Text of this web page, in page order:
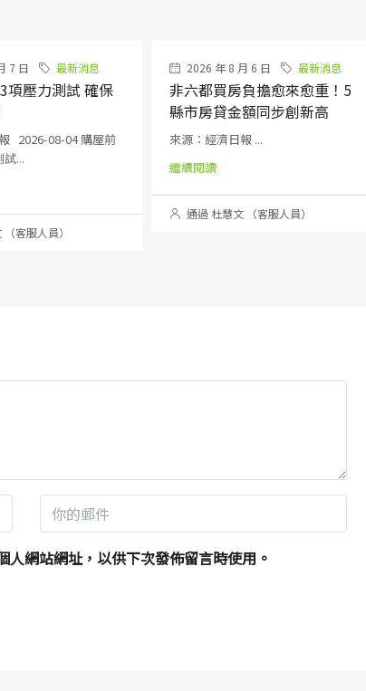
7 日 最新消息
項壓力測試 確保
2026-08-04 購屋前
...
客服人員）
2026 年 8 月 6 日 最新消息
非六都買房負擔愈來愈重！5
縣市房貸金額同步創新高
來源：經濟日報 ...
繼續閱讀
通過 杜慧文 （客服人員）
網站網址，以供下次發佈留言時使用。